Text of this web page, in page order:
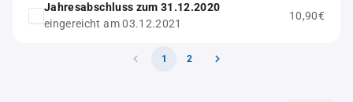
Jahresabschluss zum 31.12.2020
eingereicht am 03.12.2021
10,90€
1 2